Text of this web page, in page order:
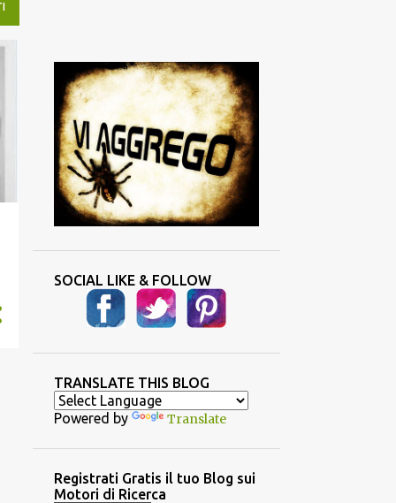
SOCIAL LIKE & FOLLOW
TRANSLATE THIS BLOG
Powered by Translate
Registrati Gratis il tuo Blog sui
Motori di Ricerca